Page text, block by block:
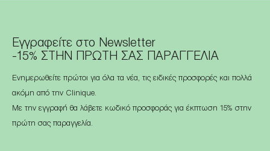
Εγγραφείτε στο Newsletter
-15% ΣΤΗΝ ΠΡΩΤΗ ΣΑΣ ΠΑΡΑΓΓΕΛΙΑ
Ενημερωθείτε πρώτοι για όλα τα νέα, τις ειδικές προσφορές και πολλά
ακόμη από την Clinique.
Με την εγγραφή θα λάβετε κωδικό προσφοράς για έκπτωση 15% στην
πρώτη σας παραγγελία.